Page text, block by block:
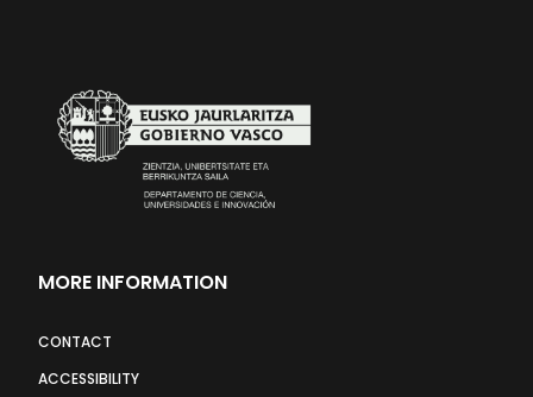
MORE INFORMATION
CONTACT
ACCESSIBILITY